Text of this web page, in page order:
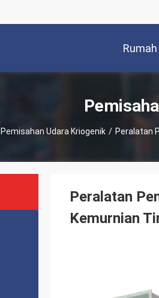
Rumah
Pemisahan Udara Kriogenik / Peralatan
Peralatan
Kemurnian